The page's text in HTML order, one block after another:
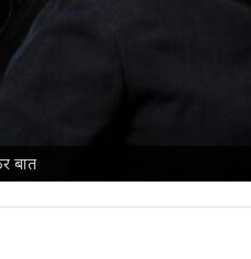
बात
थी शुरुआत
एक सहायक के रूप में अपने
में अनुराग ने बताया कि
करते हुए कहा कि उनके जैसे